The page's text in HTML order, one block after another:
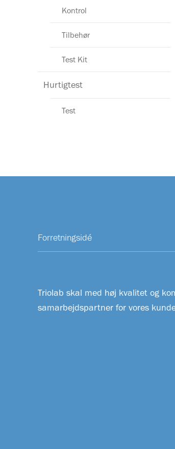
Kontrol
Tilbehør
Test Kit
Hurtigtest
Test
Forretningsidé
Triolab skal med høj kvalitet og
samarbejdspartner for vores